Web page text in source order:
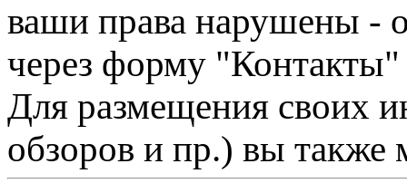
ваши права нарушены -
через форму "Контакты"
Для размещения своих
обзоров и пр.) вы также